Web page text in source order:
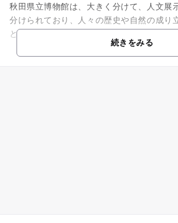
秋田県立博物館は、大きく分けて、人文展
分けられており、人々の歴史や自然の成り
とができます。展示室には数多くの貴重な
び、動物の剥製や標本など実際...
続きをみる